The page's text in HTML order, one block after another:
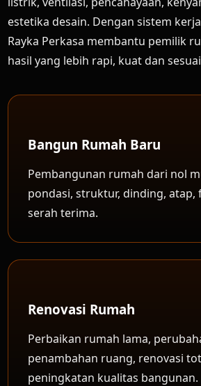
estetika desain. Dengan sistem
Rayka Perkasa membantu pemilik
hasil yang lebih rapi, kuat dan
Bangun Rumah Baru
Pembangunan rumah dari nol
pondasi, struktur, dinding, atap,
serah terima.
Renovasi Rumah
Perbaikan rumah lama,
penambahan ruang, renovasi
peningkatan kualitas bangunan.